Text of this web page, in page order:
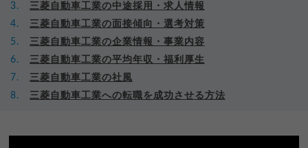
三菱自動車工業の中途採用・求人情報
三菱自動車工業の面接傾向・選考対策
三菱自動車工業の企業情報・事業内容
三菱自動車工業の平均年収・福利厚生
三菱自動車工業の社風
三菱自動車工業への転職を成功させる方法